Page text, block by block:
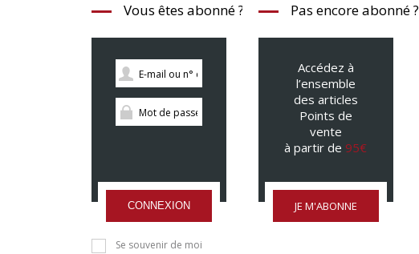
Vous êtes abonné ?
CONNEXION
Se souvenir de moi
Pas encore abonné ?
Accédez à
l’ensemble
des articles
Points de
vente
à partir de 95€
JE M'ABONNE